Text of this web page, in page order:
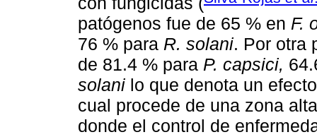
patógenos fue de 65 % en F.
76 % para R. solani. Por otra
de 81.4 % para P. capsici,
solani lo que denota un
cual procede de una zona
donde el control de